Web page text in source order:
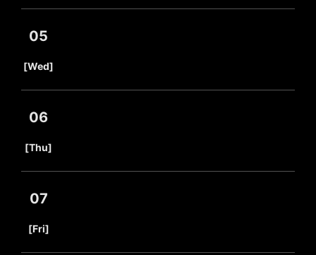
05
[Wed]
06
[Thu]
07
[Fri]